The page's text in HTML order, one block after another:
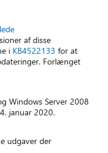
af disse
i KB4522133 for at
Forlænget
Windows Server 2008
januar 2020.
udgaver der